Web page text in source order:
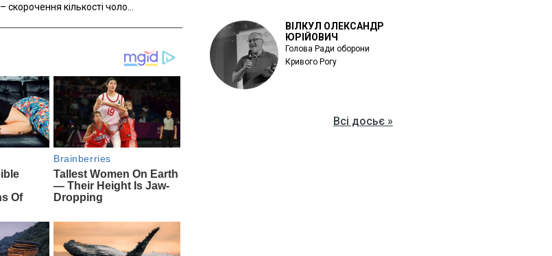
– скорочення кількості чоло...
ВІЛКУЛ ОЛЕКСАНДР
ЮРІЙОВИЧ
Голова Ради оборони
Кривого Рогу
Всі досьє »